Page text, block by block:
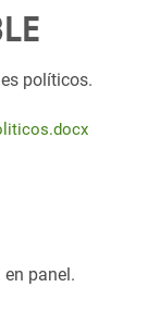
políticos.
panel.